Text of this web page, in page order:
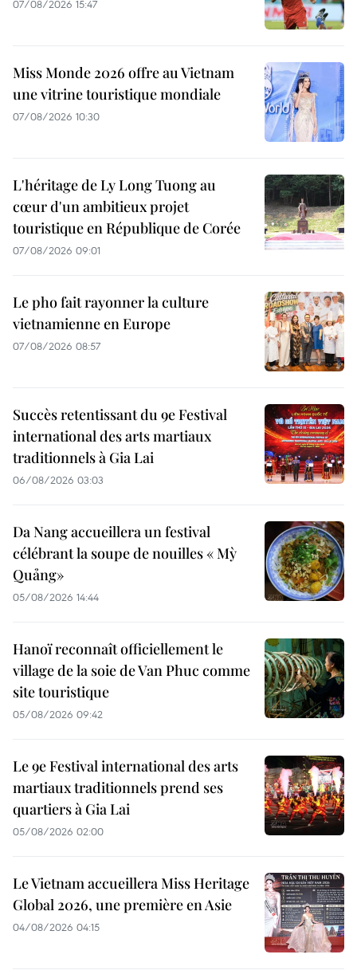
07/08/2026 15:47
Miss Monde 2026 offre au Vietnam
une vitrine touristique mondiale
07/08/2026 10:30
L'héritage de Ly Long Tuong au
cœur d'un ambitieux projet
touristique en République de Corée
07/08/2026 09:01
Le pho fait rayonner la culture
vietnamienne en Europe
07/08/2026 08:57
Succès retentissant du 9e Festival
international des arts martiaux
traditionnels à Gia Lai
06/08/2026 03:03
Da Nang accueillera un festival
célébrant la soupe de nouilles « Mỳ
Quảng»
05/08/2026 14:44
Hanoï reconnaît officiellement le
village de la soie de Van Phuc comme
site touristique
05/08/2026 09:42
Le 9e Festival international des arts
martiaux traditionnels prend ses
quartiers à Gia Lai
05/08/2026 02:00
Le Vietnam accueillera Miss Heritage
Global 2026, une première en Asie
04/08/2026 04:15